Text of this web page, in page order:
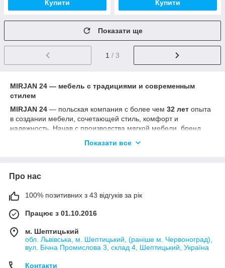
Купити Купити
Показати ще
1 / 3
MIRJAN 24 — мебель с традициями и современным
стилем
MIRJAN 24 — польская компания с более чем 32 лет опыта
в создании мебели, сочетающей стиль, комфорт и
надежность. Начав с производства мягкой мебели, бренд
ассортиментом для дома — от диванов и кресел до столов,
на каждом этапе: от выбора материалов до финальной
Широкий ассортимент
Современный дизайн— от минимализма и
скандинавской простоты до классической элегантности
Показати все
Про нас
100% позитивних з 43 відгуків за рік
Працює з 01.10.2016
м. Шептицький
обл. Львівська, м. Шептицький, (раніше м. Червоноград),
вул. Бічна Промислова 3, склад 4, Шептицький, Україна
Контакти